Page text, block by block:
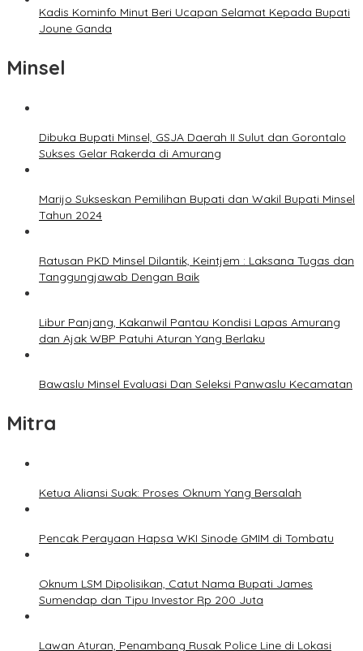
Kadis Kominfo Minut Beri Ucapan Selamat Kepada Bupati
Joune Ganda
Minsel
Dibuka Bupati Minsel, GSJA Daerah II Sulut dan Gorontalo
Sukses Gelar Rakerda di Amurang
Marijo Sukseskan Pemilihan Bupati dan Wakil Bupati Minsel
Tahun 2024
Ratusan PKD Minsel Dilantik, Keintjem : Laksana Tugas dan
Tanggungjawab Dengan Baik
Libur Panjang, Kakanwil Pantau Kondisi Lapas Amurang
dan Ajak WBP Patuhi Aturan Yang Berlaku
Bawaslu Minsel Evaluasi Dan Seleksi Panwaslu Kecamatan
Mitra
Ketua Aliansi Suak: Proses Oknum Yang Bersalah
Pencak Perayaan Hapsa WKI Sinode GMIM di Tombatu
Oknum LSM Dipolisikan, Catut Nama Bupati James
Sumendap dan Tipu Investor Rp 200 Juta
Lawan Aturan, Penambang Rusak Police Line di Lokasi